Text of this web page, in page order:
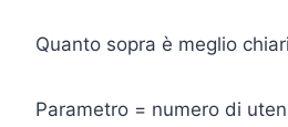
Quanto sopra è meglio
Parametro = numero di